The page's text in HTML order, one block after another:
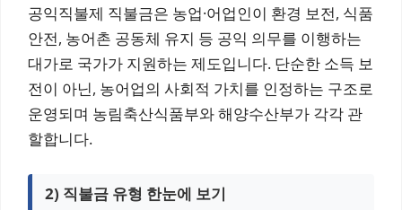
공익직불제 직불금은 농업·어업인이 환경 보전, 식품
안전, 농어촌 공동체 유지 등 공익 의무를 이행하는
대가로 국가가 지원하는 제도입니다. 단순한 소득 보
전이 아닌, 농어업의 사회적 가치를 인정하는 구조로
운영되며 농림축산식품부와 해양수산부가 각각 관
할합니다.
2) 직불금 유형 한눈에 보기